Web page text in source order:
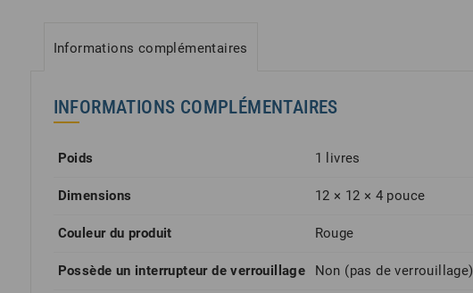
Informations complémentaires
INFORMATIONS COMPLÉMENTAIRES
Poids 1 livres
Dimensions 12 × 12 × 4 pouce
Couleur du produit Rouge
Possède un interrupteur de verrouillage Non (pas de verrouillage)